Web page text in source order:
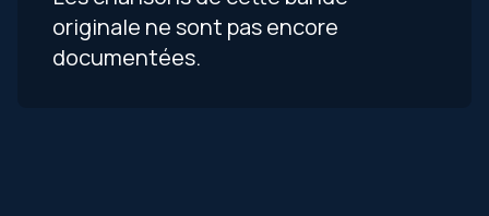
originale ne sont pas encore
documentées.